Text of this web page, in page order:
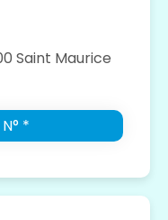
Saint Maurice
*